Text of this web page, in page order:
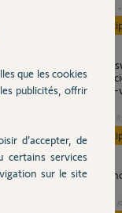
DOMOTIQUE
compte encore
connexoon, pouvez-
Problème avec la Tahoma et Smoove Origin
il y a 7
que les cookies
publicités, offrir
d’accepter, de
services
sur le site